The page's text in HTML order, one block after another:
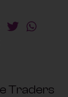
Traders